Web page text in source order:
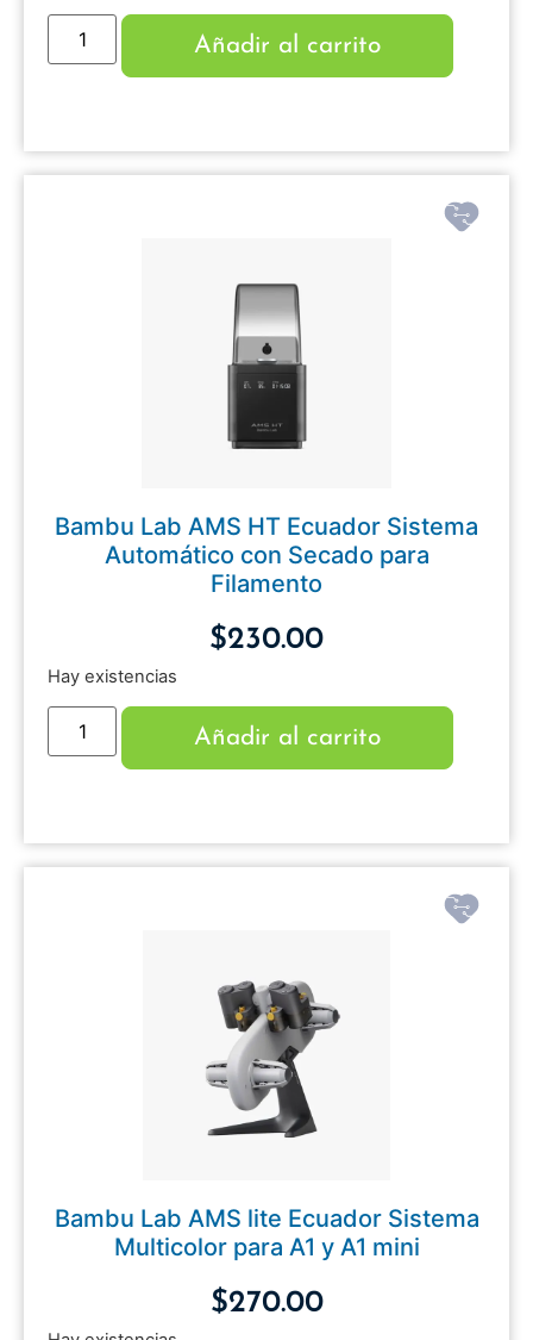
Añadir al carrito
Bambu Lab AMS HT Ecuador Sistema
Automático con Secado para
Filamento
$230.00
Hay existencias
Añadir al carrito
Bambu Lab AMS lite Ecuador Sistema
Multicolor para A1 y A1 mini
$270.00